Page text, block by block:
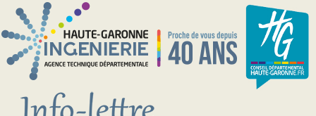
Aller au contenu principal